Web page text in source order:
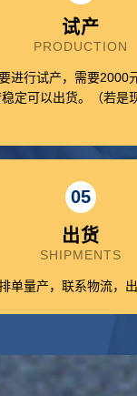
试产
PRODUCTION
进行试产，需要2000
定可以出货。（若是
05
出货
SHIPMENTS
单量产，联系物流，出